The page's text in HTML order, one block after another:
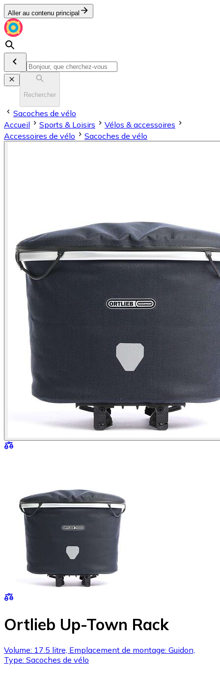
Aller au contenu principal
Rechercher
Sacoches de vélo
Accueil
Sports & Loisirs
Vélos & accessoires
Accessoires de vélo
Sacoches de vélo
Ortlieb Up-Town Rack
Volume: 17.5 litre, Emplacement de montage: Guidon,
Type: Sacoches de vélo